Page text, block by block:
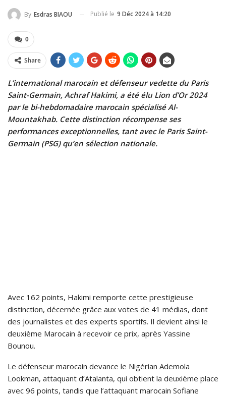
By Esdras BIAOU Publié le 9 Déc 2024 à 14:20
0
Share
L’international marocain et défenseur vedette du Paris
Saint-Germain, Achraf Hakimi, a été élu Lion d’Or 2024
par le bi-hebdomadaire marocain spécialisé Al-
Mountakhab. Cette distinction récompense ses
performances exceptionnelles, tant avec le Paris Saint-
Germain (PSG) qu’en sélection nationale.
Avec 162 points, Hakimi remporte cette prestigieuse
distinction, décernée grâce aux votes de 41 médias, dont
des journalistes et des experts sportifs. Il devient ainsi le
deuxième Marocain à recevoir ce prix, après Yassine
Bounou.
Le défenseur marocain devance le Nigérian Ademola
Lookman, attaquant d’Atalanta, qui obtient la deuxième place
avec 96 points, tandis que l’attaquant marocain Sofiane